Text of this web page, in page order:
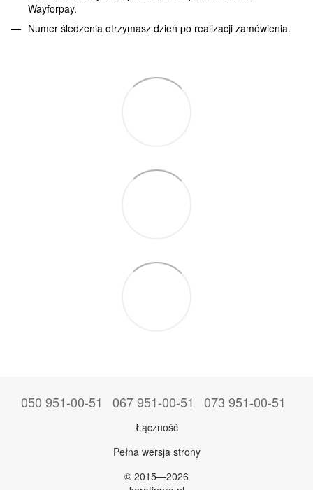
Wayforpay.
Numer śledzenia otrzymasz dzień po realizacji zamówienia.
050 951-00-51 067 951-00-51 073 951-00-51
Łączność
Pełna wersja strony
© 2015—2026